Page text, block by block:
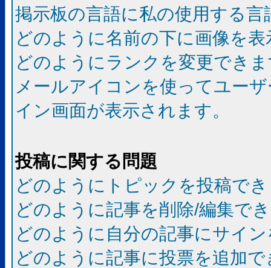
掲示板の言語に私の使用する
どのように名前の下に画像を
どのようにランクを変更でき
メールアイコンを使ってユー
イン画面が表示されます。
投稿に関する問題
どのようにトピックを投稿で
どのように記事を削除/編集で
どのように自分の記事にサイ
どのように記事に投票を追加